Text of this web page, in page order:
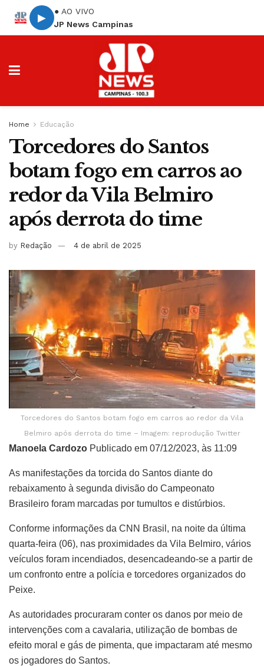
▶
● AO VIVO
JP News Campinas
Home Educação
Torcedores do Santos
botam fogo em carros ao
redor da Vila Belmiro
após derrota do time
by Redação 4 de abril de 2025
Torcedores do Santos botam fogo em carros ao redor da Vila
Belmiro após derrota do time – Imagem: reprodução Twitter
Manoela Cardozo Publicado em 07/12/2023, às 11:09
As manifestações da torcida do Santos diante do
rebaixamento à segunda divisão do Campeonato
Brasileiro foram marcadas por tumultos e distúrbios.
Conforme informações da CNN Brasil, na noite da última
quarta-feira (06), nas proximidades da Vila Belmiro, vários
veículos foram incendiados, desencadeando-se a partir de
um confronto entre a polícia e torcedores organizados do
Peixe.
As autoridades procuraram conter os danos por meio de
intervenções com a cavalaria, utilização de bombas de
efeito moral e gás de pimenta, que impactaram até mesmo
os jogadores do Santos.